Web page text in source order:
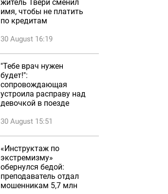
житель Твери сменил
имя, чтобы не платить
по кредитам
30 August 16:19
"Тебе врач нужен
будет!":
сопровождающая
устроила расправу над
девочкой в поезде
30 August 15:51
«Инструктаж по
экстремизму»
обернулся бедой:
преподаватель отдал
мошенникам 5,7 млн